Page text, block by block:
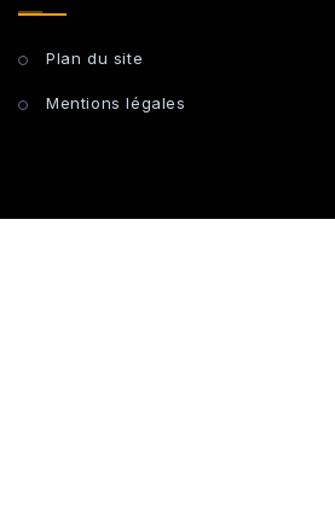
Plan du site
Mentions légales